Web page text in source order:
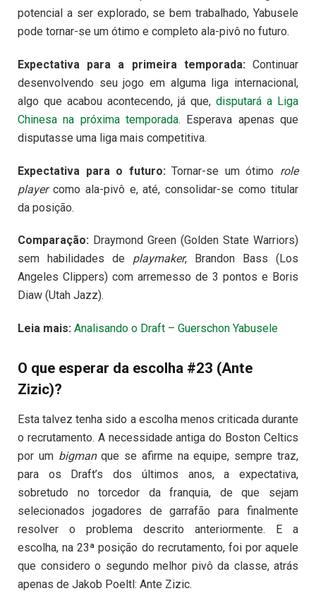
potencial a ser explorado, se bem trabalhado, Yabusele
pode tornar-se um ótimo e completo ala-pivô no futuro.
Expectativa para a primeira temporada: Continuar
desenvolvendo seu jogo em alguma liga internacional,
algo que acabou acontecendo, já que, disputará a Liga
Chinesa na próxima temporada. Esperava apenas que
disputasse uma liga mais competitiva.
Expectativa para o futuro:Tornar-se um ótimo role
playercomo ala-pivô e, até, consolidar-se como titular
da posição.
Comparação: Draymond Green (Golden State Warriors)
sem habilidades de playmaker, Brandon Bass (Los
Angeles Clippers) com arremesso de 3 pontos e Boris
Diaw (Utah Jazz).
Leia mais: Analisando o Draft – Guerschon Yabusele
O que esperar da escolha #23 (Ante
Zizic)?
Esta talvez tenha sido a escolha menos criticada durante
o recrutamento. A necessidade antiga do Boston Celtics
por um bigmanque se afirme na equipe, sempre traz,
para os Draft’s dos últimos anos, a expectativa,
sobretudo no torcedor da franquia, de que sejam
selecionados jogadores de garrafão para finalmente
resolver o problema descrito anteriormente. E a
escolha, na 23ª posição do recrutamento, foi por aquele
que considero o segundo melhor pivô da classe, atrás
apenas de Jakob Poeltl: Ante Zizic.